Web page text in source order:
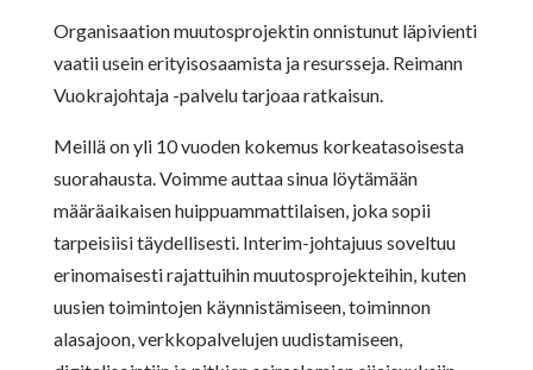
Organisaation muutosprojektin onnistunut läpivienti
vaatii usein erityisosaamista ja resursseja. Reimann
Vuokrajohtaja -palvelu tarjoaa ratkaisun.
Meillä on yli 10 vuoden kokemus korkeatasoisesta
suorahausta. Voimme auttaa sinua löytämään
määräaikaisen huippuammattilaisen, joka sopii
tarpeisiisi täydellisesti. Interim-johtajuus soveltuu
erinomaisesti rajattuihin muutosprojekteihin, kuten
uusien toimintojen käynnistämiseen, toiminnon
alasajoon, verkkopalvelujen uudistamiseen,